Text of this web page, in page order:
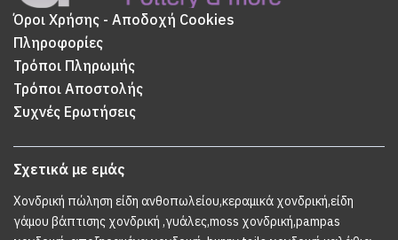
Όροι Χρήσης - Αποδοχή Cookies
Πληροφορίες
Τρόποι Πληρωμής
Τρόποι Αποστολής
Συχνές Ερωτήσεις
Σχετικά με εμάς
Χονδρική πώληση είδη ανθοπωλείου,κεραμικά χονδρική,είδη
γάμου βάπτισης χονδρική ,γυάλες,moss χονδρική,pampas